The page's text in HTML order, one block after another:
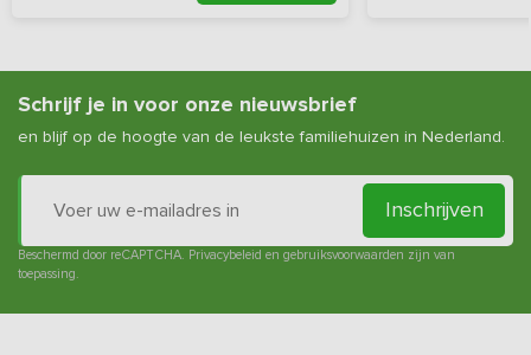
Schrijf je in voor onze nieuwsbrief
en blijf op de hoogte van de leukste familiehuizen in Nederland.
Inschrijven
Beschermd door reCAPTCHA. Privacybeleid en gebruiksvoorwaarden zijn van
toepassing.